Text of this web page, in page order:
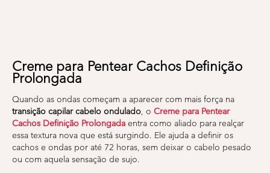
Creme para Pentear Cachos Definição
Prolongada
Quando as ondas começam a aparecer com mais força na
transição capilar cabelo ondulado, o Creme para Pentear
Cachos Definição Prolongada entra como aliado para realçar
essa textura nova que está surgindo. Ele ajuda a definir os
cachos e ondas por até 72 horas, sem deixar o cabelo pesado
ou com aquela sensação de sujo.